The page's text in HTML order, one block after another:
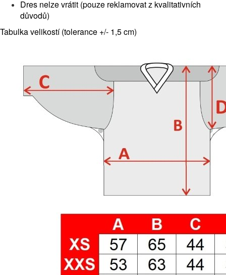
Dres nelze vrátit (pouze reklamovat z kvalitativních
důvodů)
Tabulka velikostí (tolerance +/- 1,5 cm)